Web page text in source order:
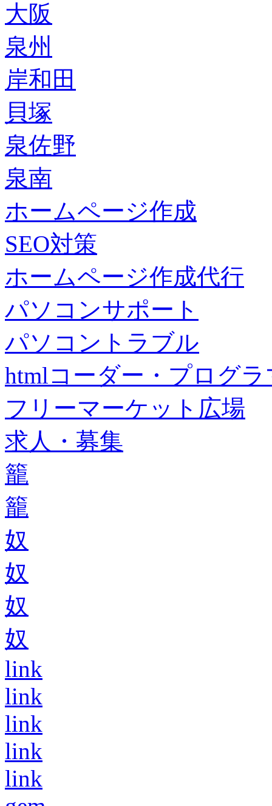
大阪
泉州
岸和田
貝塚
泉佐野
泉南
ホームページ作成
SEO対策
ホームページ作成代行
パソコンサポート
パソコントラブル
htmlコーダー・プログラ
フリーマーケット広場
求人・募集
籠
籠
奴
奴
奴
奴
link
link
link
link
link